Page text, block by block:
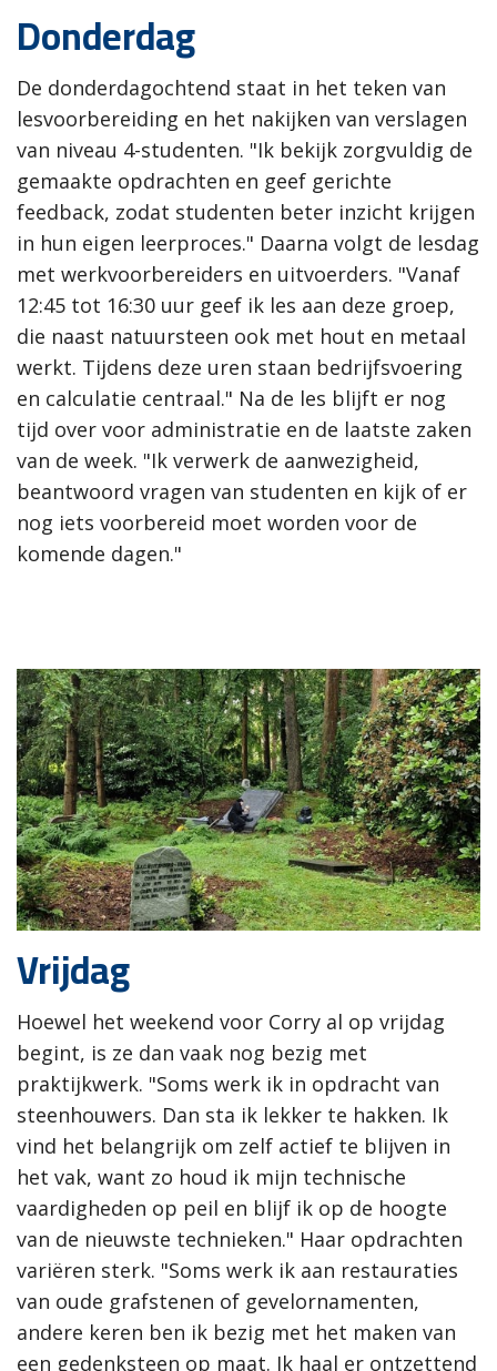
Donderdag
De donderdagochtend staat in het teken van
lesvoorbereiding en het nakijken van verslagen
van niveau 4-studenten. "Ik bekijk zorgvuldig de
gemaakte opdrachten en geef gerichte
feedback, zodat studenten beter inzicht krijgen
in hun eigen leerproces." Daarna volgt de lesdag
met werkvoorbereiders en uitvoerders. "Vanaf
12:45 tot 16:30 uur geef ik les aan deze groep,
die naast natuursteen ook met hout en metaal
werkt. Tijdens deze uren staan bedrijfsvoering
en calculatie centraal." Na de les blijft er nog
tijd over voor administratie en de laatste zaken
van de week. "Ik verwerk de aanwezigheid,
beantwoord vragen van studenten en kijk of er
nog iets voorbereid moet worden voor de
komende dagen."
Vrijdag
Hoewel het weekend voor Corry al op vrijdag
begint, is ze dan vaak nog bezig met
praktijkwerk. "Soms werk ik in opdracht van
steenhouwers. Dan sta ik lekker te hakken. Ik
vind het belangrijk om zelf actief te blijven in
het vak, want zo houd ik mijn technische
vaardigheden op peil en blijf ik op de hoogte
van de nieuwste technieken." Haar opdrachten
variëren sterk. "Soms werk ik aan restauraties
van oude grafstenen of gevelornamenten,
andere keren ben ik bezig met het maken van
een gedenksteen op maat. Ik haal er ontzettend